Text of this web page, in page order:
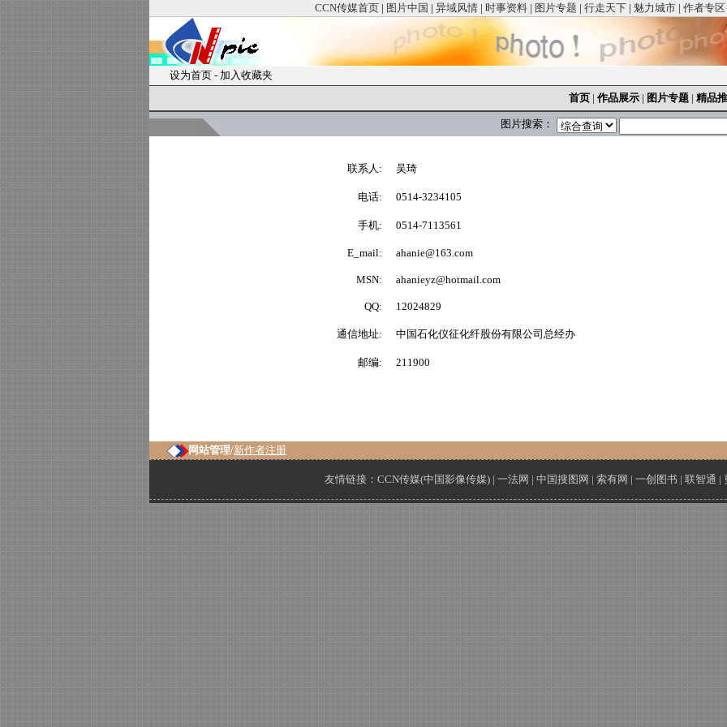
CCN传媒首页 | 图片中国 | 异域风情 | 时事资料 | 图片专题 | 行走天下 | 魅力城市 | 作者专区
设为首页 - 加入收藏夹
首页 | 作品展示 | 图片专题 | 精品
图片搜索：
联系人: 吴琦
电话: 0514-3234105
手机: 0514-7113561
E_mail: ahanie@163.com
MSN: ahanieyz@hotmail.com
QQ: 12024829
通信地址: 中国石化仪征化纤股份有限公司总经办
邮编: 211900
网站管理/新作者注册
友情链接： CCN传媒(中国影像传媒) | 一法网 | 中国搜图网 | 索有网 | 一创图书 | 联智通 |